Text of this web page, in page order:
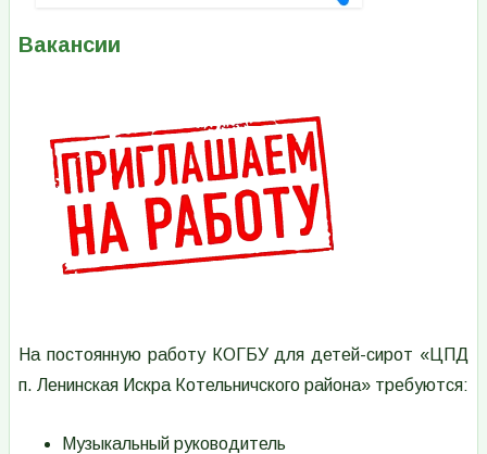
Вакансии
На постоянную работу КОГБУ для детей-сирот «ЦПД
п. Ленинская Искра Котельничского района» требуются:
Музыкальный руководитель